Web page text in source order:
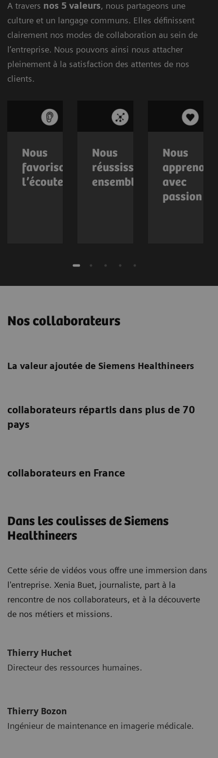
A travers nos 5 valeurs, nous partageons une
culture et un langage communs. Elles définissent
clairement nos modes de collaboration au sein de
l’entreprise. Nous pouvons ainsi nous attacher
pleinement à la satisfaction des attentes de nos
clients.
Nous
favorisons
l’écoute
Nous
réussissons
ensemble
Nous
apprenons
avec
passion
Nos collaborateurs
La valeur ajoutée de Siemens Healthineers
collaborateurs répartis dans plus de 70
pays
collaborateurs en France
Dans les coulisses de Siemens
Healthineers
Cette série de vidéos vous offre une immersion dans
l'entreprise. Xenia Buet, journaliste, part à la
rencontre de nos collaborateurs, et à la découverte
de nos métiers et missions.
Thierry Huchet
Directeur des ressources humaines.
Thierry Bozon
Ingénieur de maintenance en imagerie médicale.